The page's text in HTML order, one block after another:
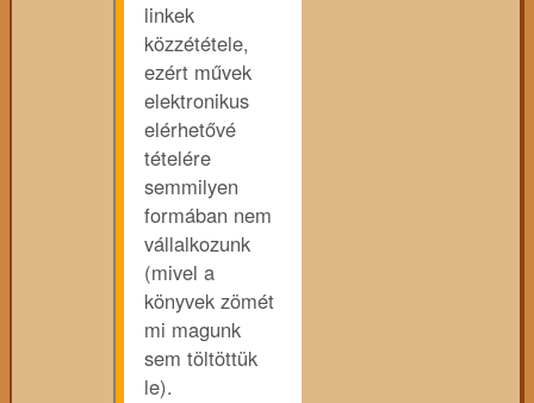
linkek
közzététele,
ezért művek
elektronikus
elérhetővé
tételére
semmilyen
formában nem
vállalkozunk
(mivel a
könyvek zömét
mi magunk
sem töltöttük
le).